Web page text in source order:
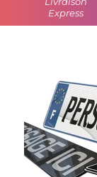
Express